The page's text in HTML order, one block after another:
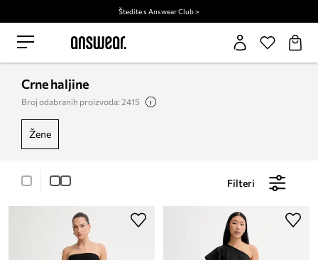
Štedite s Answear Club >
Crne haljine
Broj odabranih proizvoda: 2415
žene
Filteri